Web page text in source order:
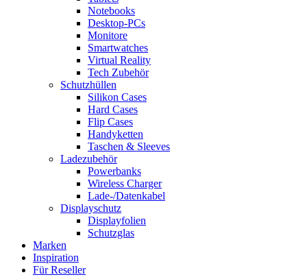
Notebooks
Desktop-PCs
Monitore
Smartwatches
Virtual Reality
Tech Zubehör
Schutzhüllen
Silikon Cases
Hard Cases
Flip Cases
Handyketten
Taschen & Sleeves
Ladezubehör
Powerbanks
Wireless Charger
Lade-/Datenkabel
Displayschutz
Displayfolien
Schutzglas
Marken
Inspiration
Für Reseller